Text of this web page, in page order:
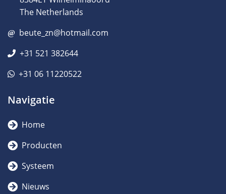
The Netherlands
beute_zn@hotmail.com
+31 521 382644
+31 06 11220522
Navigatie
Home
Producten
Systeem
Nieuws